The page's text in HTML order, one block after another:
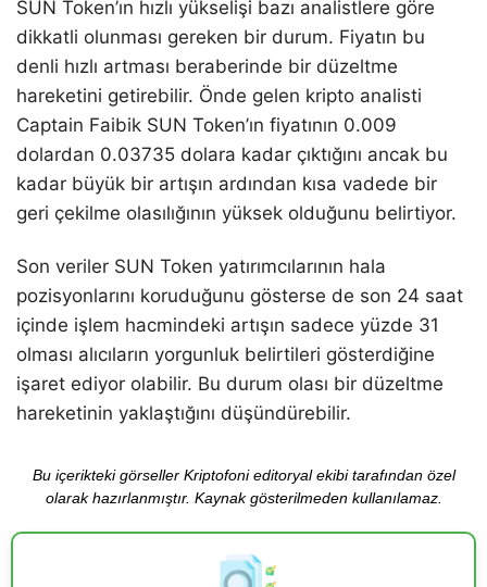
SUN Token’ın hızlı yükselişi bazı analistlere göre
dikkatli olunması gereken bir durum. Fiyatın bu
denli hızlı artması beraberinde bir düzeltme
hareketini getirebilir. Önde gelen kripto analisti
Captain Faibik SUN Token’ın fiyatının 0.009
dolardan 0.03735 dolara kadar çıktığını ancak bu
kadar büyük bir artışın ardından kısa vadede bir
geri çekilme olasılığının yüksek olduğunu belirtiyor.
Son veriler SUN Token yatırımcılarının hala
pozisyonlarını koruduğunu gösterse de son 24 saat
içinde işlem hacmindeki artışın sadece yüzde 31
olması alıcıların yorgunluk belirtileri gösterdiğine
işaret ediyor olabilir. Bu durum olası bir düzeltme
hareketinin yaklaştığını düşündürebilir.
Bu içerikteki görseller Kriptofoni editoryal ekibi tarafından özel
olarak hazırlanmıştır. Kaynak gösterilmeden kullanılamaz.